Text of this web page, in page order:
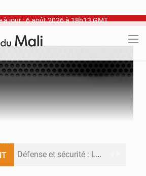
à jour : 6 août 2026 à 18h13 GMT
Défense et sécurité : Le Mali change d’architecture